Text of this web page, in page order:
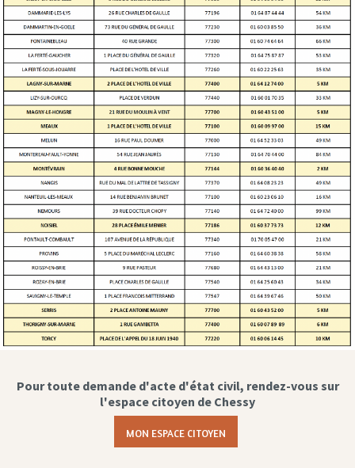
Pour toute demande d'acte d'état civil, rendez-vous sur
l'espace citoyen de Chessy
MON ESPACE CITOYEN